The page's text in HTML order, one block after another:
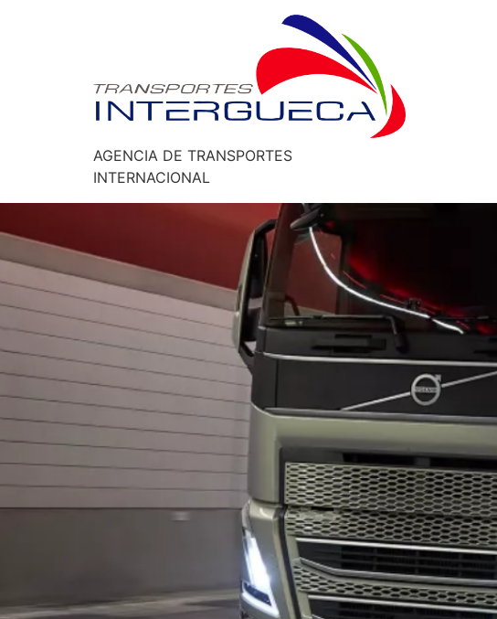
AGENCIA DE TRANSPORTES
INTERNACIONAL